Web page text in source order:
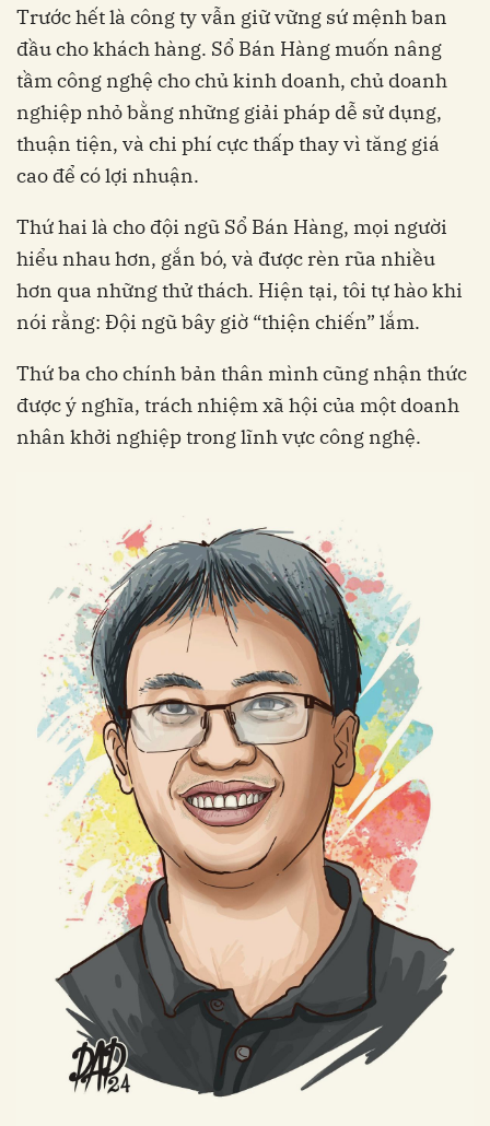
Trước hết là công ty vẫn giữ vững sứ mệnh ban
đầu cho khách hàng. Sổ Bán Hàng muốn nâng
tầm công nghệ cho chủ kinh doanh, chủ doanh
nghiệp nhỏ bằng những giải pháp dễ sử dụng,
thuận tiện, và chi phí cực thấp thay vì tăng giá
cao để có lợi nhuận.
Thứ hai là cho đội ngũ Sổ Bán Hàng, mọi người
hiểu nhau hơn, gắn bó, và được rèn rũa nhiều
hơn qua những thử thách. Hiện tại, tôi tự hào khi
nói rằng: Đội ngũ bây giờ “thiện chiến” lắm.
Thứ ba cho chính bản thân mình cũng nhận thức
được ý nghĩa, trách nhiệm xã hội của một doanh
nhân khởi nghiệp trong lĩnh vực công nghệ.